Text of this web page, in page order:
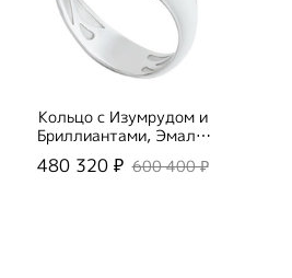
Кольцо с Изумрудом и
Бриллиантами, Эмаль,
R0123-2/1
480 320 ₽ 600 400 ₽